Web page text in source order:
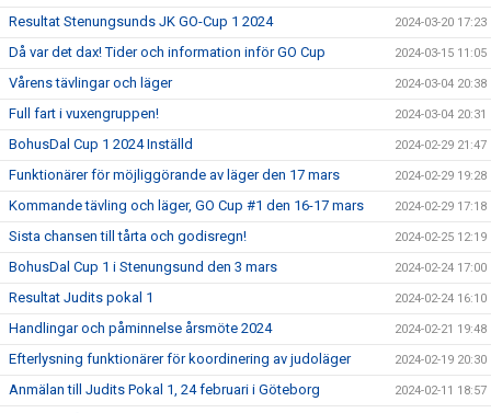
Resultat Stenungsunds JK GO-Cup 1 2024 2024-03-20 17:23
Då var det dax! Tider och information inför GO Cup 2024-03-15 11:05
Vårens tävlingar och läger 2024-03-04 20:38
Full fart i vuxengruppen! 2024-03-04 20:31
BohusDal Cup 1 2024 Inställd 2024-02-29 21:47
Funktionärer för möjliggörande av läger den 17 mars 2024-02-29 19:28
Kommande tävling och läger, GO Cup #1 den 16-17 mars 2024-02-29 17:18
Sista chansen till tårta och godisregn! 2024-02-25 12:19
BohusDal Cup 1 i Stenungsund den 3 mars 2024-02-24 17:00
Resultat Judits pokal 1 2024-02-24 16:10
Handlingar och påminnelse årsmöte 2024 2024-02-21 19:48
Efterlysning funktionärer för koordinering av judoläger 2024-02-19 20:30
Anmälan till Judits Pokal 1, 24 februari i Göteborg 2024-02-11 18:57